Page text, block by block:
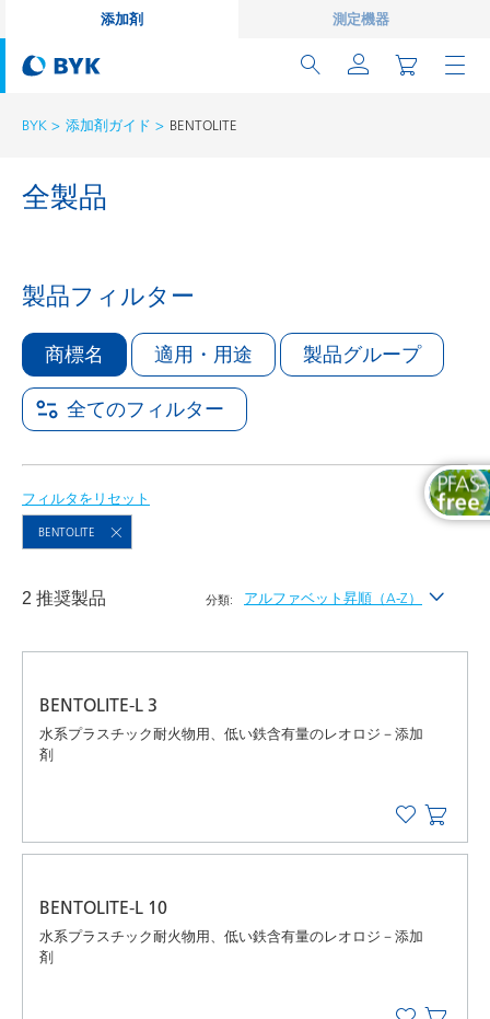
添加剤 測定機器
BYK 添加剤ガイド BENTOLITE
全製品
製品フィルター
適用・用途
商標名 製品グループ
全てのフィルター
フィルタをリセット
BENTOLITE
2 推奨製品 分類: アルファベット昇順（A-Z）
BENTOLITE-L 3
水系プラスチック耐火物用、低い鉄含有量のレオロジ－添加
剤
BENTOLITE-L 10
水系プラスチック耐火物用、低い鉄含有量のレオロジ－添加
剤